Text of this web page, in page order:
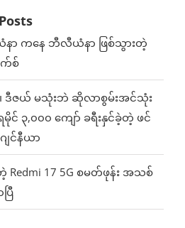
ာ ကနေ ဘီလီယံနာ ဖြစ်သွားတဲ့
စ်
ဒီဇယ် မသုံးဘဲ ဆိုလာစွမ်းအင်သုံး
င် ၃,၀၀၀ ကျော် ခရီးနှင်ခဲ့တဲ့ ဖင်
င်နီယာ
Redmi 17 5G စမတ်ဖုန်း အသစ်
ြီ